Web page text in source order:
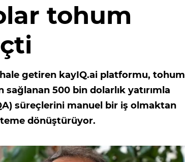
tohum
getiren kayIQ.ai platformu, tohum
500 bin dolarlık yatırımla
süreçlerini manuel bir iş olmaktan
dönüştürüyor.